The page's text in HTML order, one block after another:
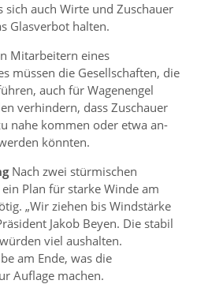
sich auch Wirte und Zuschauer
Glasverbot halten.
Mitarbeitern eines
müssen die Gesellschaften, die
auch für Wagenengel
verhindern, dass Zuschauer
nahe kommen oder etwa an-
könnten.
Nach zwei stürmischen
Plan für starke Winde am
„Wir ziehen bis Windstärke
Jakob Beyen. Die stabil
viel aushalten.
am Ende, was die
Auflage machen.